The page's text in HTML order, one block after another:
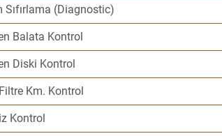
Sıfırlama (Diagnostic)
Balata Kontrol
Diski Kontrol
Km. Kontrol
Kontrol